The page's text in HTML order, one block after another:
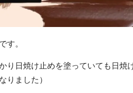
す。
り日焼け止めを塗っていても日焼
りました）